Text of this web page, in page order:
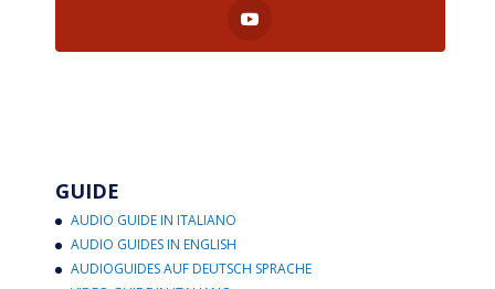
GUIDE
AUDIO GUIDE IN ITALIANO
AUDIO GUIDES IN ENGLISH
AUDIOGUIDES AUF DEUTSCH SPRACHE